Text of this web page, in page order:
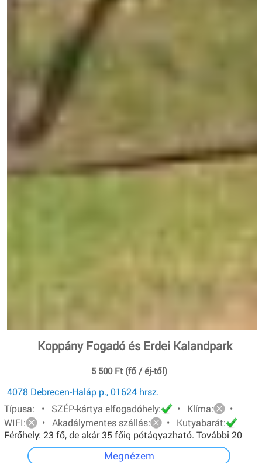
Koppány Fogadó és Erdei Kalandpark
5 500 Ft (fő / éj-től)
4078 Debrecen-Haláp p., 01624 hrsz.
Típusa: • SZÉP-kártya elfogadóhely:
• Klíma:
•
WIFI:
• Akadálymentes szállás:
• Kutyabarát:
Férőhely: 23 fő, de akár 35 főig pótágyazható. További 20
főt pedig sátorban tudunk elhelyezni.
Megnézem